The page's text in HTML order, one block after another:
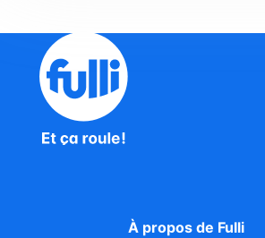
plus
À propos de Fulli